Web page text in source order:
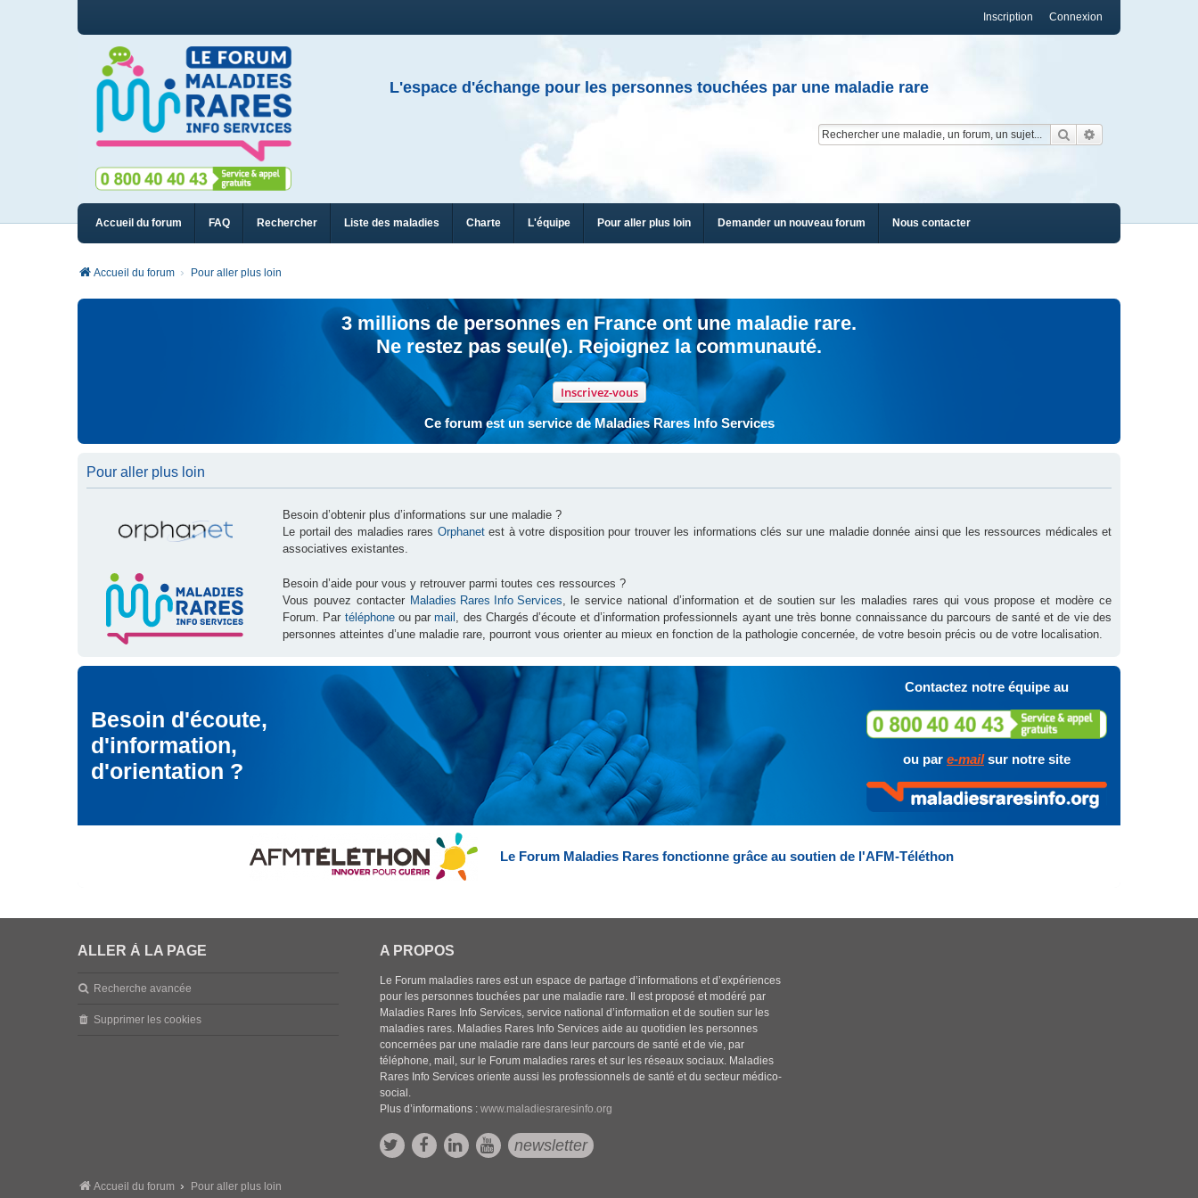
Connexion
Inscription
L'espace d'échange pour les personnes touchées par une maladie rare
Rechercher
Accueil du forum FAQ Rechercher Liste des maladies Charte L'équipe Pour aller plus loin Demander un nouveau forum Nous contacter
Accueil du forum Pour aller plus loin
3 millions de personnes en France ont une maladie rare.
Ne restez pas seul(e). Rejoignez la communauté.
Inscrivez-vous
Ce forum est un service de Maladies Rares Info Services
Pour aller plus loin
Besoin d’obtenir plus d’informations sur une maladie ?
Le portail des maladies rares Orphanetest à votre disposition pour trouver les informations clés sur une maladie donnée ainsi que les ressources médicales et
associatives existantes.
Besoin d’aide pour vous y retrouver parmi toutes ces ressources ?
Vous pouvez contacter Maladies Rares Info Services, le service national d’information et de soutien sur les maladies rares qui vous propose et modère ce
Forum. Par téléphoneou parmail , des Chargés d’écoute et d’information professionnels ayant une très bonne connaissance du parcours de santé et de vie des
personnes atteintes d’une maladie rare, pourront vous orienter au mieux en fonction de la pathologie concernée, de votre besoin précis ou de votre localisation.
Besoin d'écoute,
d'information,
d'orientation ?
Contactez notre équipe au
ou par e-mailsur notre site
Le Forum Maladies Rares fonctionne grâce au soutien de l'AFM-Téléthon
ALLER À LA PAGE
Recherche avancée
Supprimer les cookies
A PROPOS
Le Forum maladies rares est un espace de partage d’informations et d’expériences
pour les personnes touchées par une maladie rare. Il est proposé et modéré par
Maladies Rares Info Services, service national d’information et de soutien sur les
maladies rares. Maladies Rares Info Services aide au quotidien les personnes
concernées par une maladie rare dans leur parcours de santé et de vie, par
téléphone, mail, sur le Forum maladies rares et sur les réseaux sociaux. Maladies
Rares Info Services oriente aussi les professionnels de santé et du secteur médico-
social.
Plus d’informations :www.maladiesraresinfo.org
newsletter
Accueil du forum Pour aller plus loin